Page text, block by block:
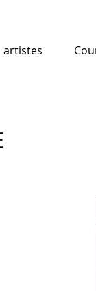
artistes